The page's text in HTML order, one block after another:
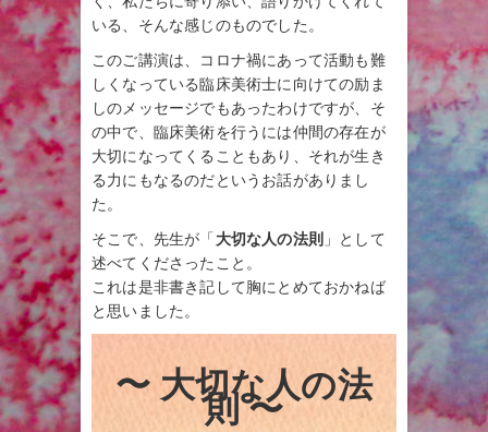
いる、そんな感じのものでした。
このご講演は、コロナ禍にあって活動も難
しくなっている臨床美術士に向けての励ま
しのメッセージでもあったわけですが、そ
の中で、臨床美術を行うには仲間の存在が
大切になってくることもあり、それが生き
る力にもなるのだというお話がありまし
た。
そこで、先生が「 大切な人の法則 」として
述べてくださったこと。
これは是非書き記して胸にとめておかねば
と思いました。
〜 大切な人の法
則 〜